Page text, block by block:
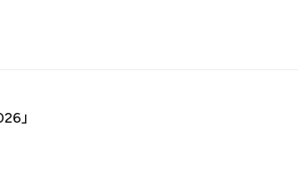
」